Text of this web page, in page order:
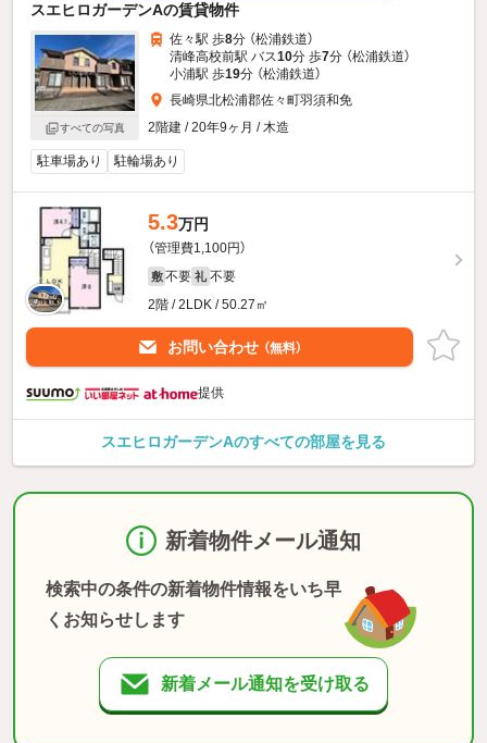
スエヒロガーデンAの賃貸物件
すべての写真
佐々駅 歩8分 （松浦鉄道）
清峰高校前駅 バス10分 歩7分 （松浦鉄道）
小浦駅 歩19分 （松浦鉄道）
長崎県北松浦郡佐々町羽須和免
2階建 / 20年9ヶ月 / 木造
駐車場あり 駐輪場あり
5.3万円
（管理費1,100円）
敷 不要 礼 不要
2階 / 2LDK / 50.27㎡
お問い合わせ （無料）
提供
スエヒロガーデンAのすべての部屋を見る
新着物件メール通知
検索中の条件の新着物件情報をいち早
くお知らせします
新着メール通知を受け取る